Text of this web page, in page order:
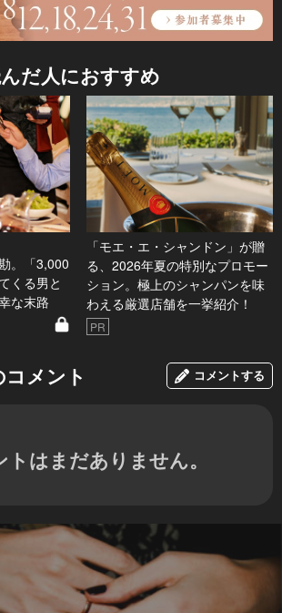
だ人におすすめ
。「3,000
くる男と
な末路
「モエ・エ・シャンドン」が贈
る、2026年夏の特別なプロモー
ション。極上のシャンパンを味
わえる厳選店舗を一挙紹介！
PR
メント コメントする
トはまだありません。